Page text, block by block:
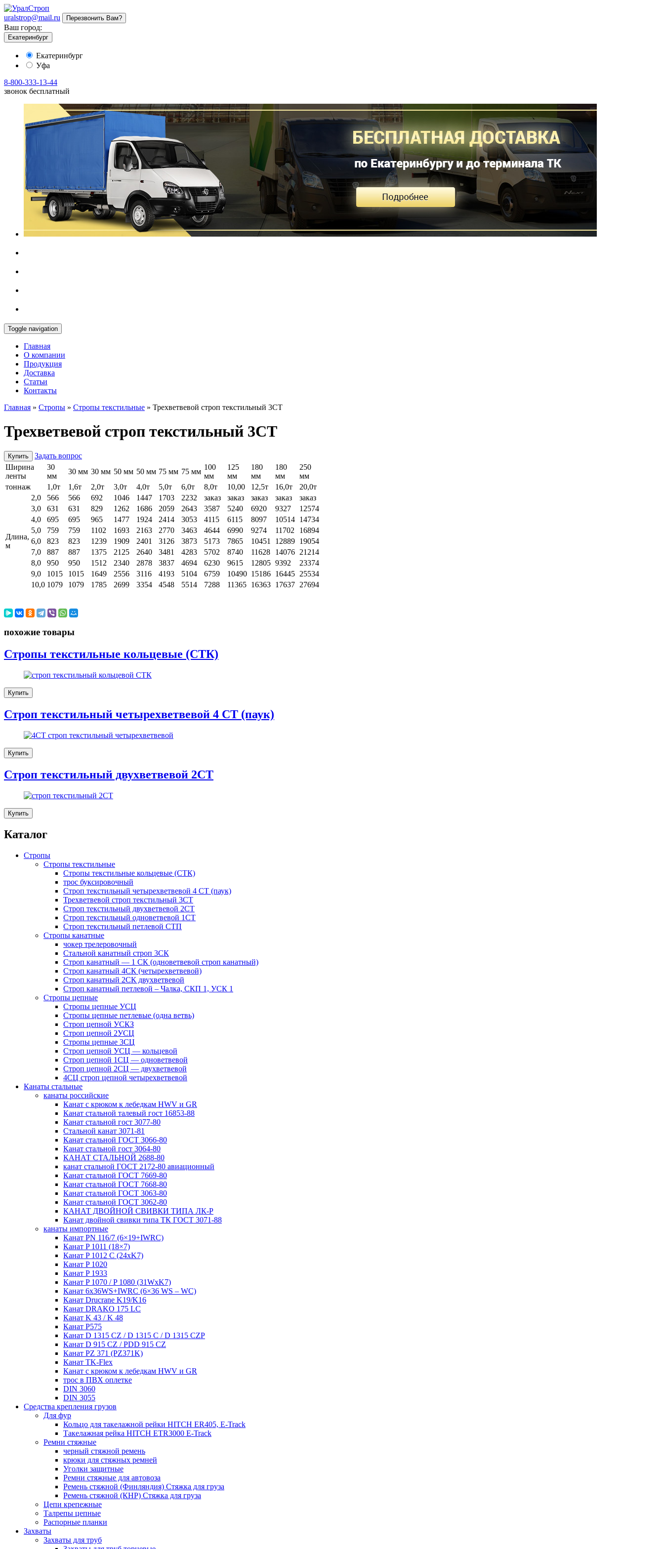
uralstrop@mail.ru Перезвонить Вам?
Ваш город:
Екатеринбург
Екатеринбург
Уфа
8-800-333-13-44
звонок бесплатный
Toggle navigation
Главная
О компании
Продукция
Доставка
Cтатьи
Контакты
Главная » Стропы » Стропы текстильные » Трехветвевой строп текстильный 3CT
Трехветвевой строп текстильный 3CT
Купить
Задать вопрос
Ширина
ленты
30
мм
30 мм 30 мм 50 мм 50 мм 75 мм 75 мм
100
мм
125
мм
180
мм
180
мм
250
мм
тоннаж
1,0т 1,6т 2,0т 3,0т 4,0т 5,0т 6,0т 8,0т 10,00 12,5т 16,0т 20,0т
Длина,
м
2,0 566 566 692 1046 1447 1703 2232 заказ заказ заказ заказ
заказ
3,0
631 631 829 1262 1686 2059 2643 3587 5240 6920 9327
12574
4,0
695 695 965 1477 1924 2414 3053 4115 6115 8097 10514 14734
5,0
759 759 1102 1693 2163 2770 3463 4644 6990 9274 11702
16894
6,0
823 823 1239 1909 2401 3126 3873 5173 7865 10451 12889 19054
7,0
887 887 1375 2125 2640 3481 4283 5702 8740 11628 14076 21214
8,0
950 950 1512 2340 2878 3837 4694 6230 9615 12805 9392
23374
9,0
1015 1015 1649 2556 3116 4193 5104 6759 10490 15186 16445 25534
10,0 1079 1079 1785 2699 3354 4548 5514 7288 11365 16363 17637 27694
похожие товары
Стропы текстильные кольцевые (СТК)
Купить
Строп текстильный четырехветвевой 4 СТ (паук)
Купить
Строп текстильный двухветвевой 2СТ
Купить
Каталог
Стропы
Стропы текстильные
Стропы текстильные кольцевые (СТК)
трос буксировочный
Строп текстильный четырехветвевой 4 СТ (паук)
Трехветвевой строп текстильный 3CT
Строп текстильный двухветвевой 2СТ
Строп текстильный одноветвевой 1СТ
Строп текстильный петлевой СТП
Стропы канатные
чокер трелеровочный
Стальной канатный строп 3СК
Строп канатный — 1 СК (одноветвевой строп канатный)
Строп канатный 4СК (четырехветвевой)
Строп канатный 2СК двухветвевой
Строп канатный петлевой – Чалка, СКП 1, УСК 1
Стропы цепные
Стропы цепные УСЦ
Стропы цепные петлевые (одна ветвь)
Строп цепной УСКЗ
Строп цепной 2УСЦ
Стропы цепные 3СЦ
Строп цепной УСЦ — кольцевой
Строп цепной 1СЦ — одноветвевой
Строп цепной 2СЦ — двухветвевой
4СЦ строп цепной четырехветвевой
Канаты стальные
канаты российские
Канат с крюком к лебедкам HWV и GR
Канат стальной талевый гост 16853-88
Канат стальной гост 3077-80
Стальной канат 3071-81
Канат стальной ГОСТ 3066-80
Канат стальной гост 3064-80
КАНАТ СТАЛЬНОЙ 2688-80
канат стальной ГОСТ 2172-80 авиационный
Канат стальной ГОСТ 7669-80
Канат стальной ГОСТ 7668-80
Канат стальной ГОСТ 3063-80
Канат стальной ГОСТ 3062-80
КАНАТ ДВОЙНОЙ СВИВКИ ТИПА ЛК-Р
Канат двойной свивки типа ТК ГОСТ 3071-88
канаты импортные
Канат PN 116/7 (6×19+IWRC)
Канат P 1011 (18×7)
Канат P 1012 C (24xK7)
Канат P 1020
Канат P 1933
Канат P 1070 / P 1080 (31WxK7)
Канат 6x36WS+IWRC (6×36 WS – WC)
Канат Drucrane K19/K16
Канат DRAKO 175 LC
Канат K 43 / K 48
Канат P575
Канат D 1315 CZ / D 1315 C / D 1315 CZP
Канат D 915 CZ / PDD 915 CZ
Канат PZ 371 (PZ371K)
Канат TK-Flex
Канат с крюком к лебедкам HWV и GR
трос в ПВХ оплетке
DIN 3060
DIN 3055
Средства крепления грузов
Для фур
Кольцо для такелажной рейки HITCH ER405, E-Track
Такелажная рейка HITCH ETR3000 E-Track
Ремни стяжные
черный стяжной ремень
крюки для стяжных ремней
Уголки защитные
Ремни стяжные для автовоза
Ремень стяжной (Финляндия) Стяжка для груза
Ремень стяжной (КНР) Стяжка для груза
Цепи крепежные
Талрепы цепные
Распорные планки
Захваты
Захваты для труб